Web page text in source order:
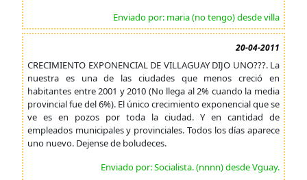
Enviado por: maria (no tengo) desde villa
20-04-2011
CRECIMIENTO EXPONENCIAL DE VILLAGUAY DIJO UNO???. La
nuestra es una de las ciudades que menos creció en
habitantes entre 2001 y 2010 (No llega al 2% cuando la media
provincial fue del 6%). El único crecimiento exponencial que se
ve es en pozos por toda la ciudad. Y en cantidad de
empleados municipales y provinciales. Todos los días aparece
uno nuevo. Dejense de boludeces.
Enviado por: Socialista. (nnnn) desde Vguay.